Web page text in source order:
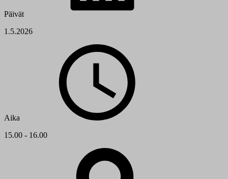
Päivät
1.5.2026
Aika
15.00 - 16.00